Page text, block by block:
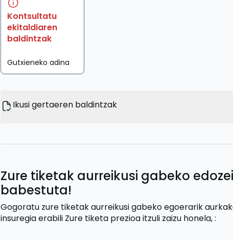
Kontsultatu
ekitaldiaren
baldintzak
Gutxieneko adina
Ikusi gertaeren baldintzak
Zure tiketak aurreikusi gabeko
babestuta!
Gogoratu zure tiketak aurreikusi gabeko egoerarik
insuregia erabili Zure tiketa prezioa itzuli zaizu honela,: